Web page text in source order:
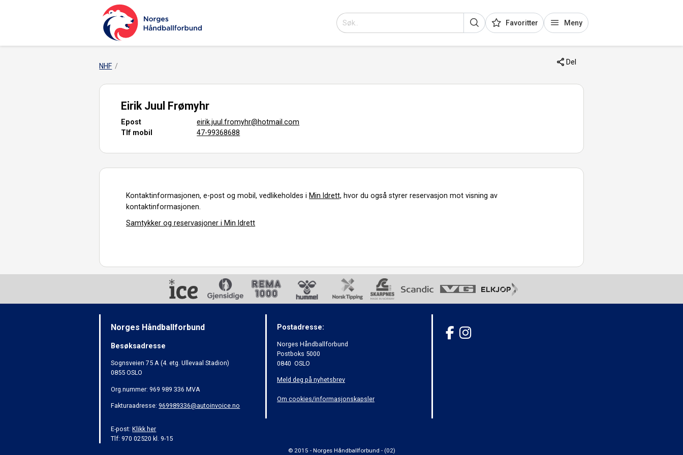
Favoritter Meny
NHF Del
Eirik Juul Frømyhr
Epost
eirik.juul.fromyhr@hotmail.com
Tlf mobil
47-99368688
Kontaktinformasjonen, e-post og mobil, vedlikeholdes i Min Idrett, hvor du også styrer reservasjon mot visning av
kontaktinformasjonen.
Samtykker og reservasjoner i Min Idrett
Norges Håndballforbund
Besøksadresse
Sognsveien 75 A (4. etg. Ullevaal Stadion)
0855 OSLO
Org.nummer: 969 989 336 MVA
Fakturaadresse:969989336@autoinvoice.no
E-post:Klikk her
Tlf: 970 02520 kl. 9-15
Postadresse:
Norges Håndballforbund
Postboks 5000
0840 OSLO
Meld deg på nyhetsbrev
Om cookies/informasjonskapsler
© 2015 - Norges Håndballforbund - (02)